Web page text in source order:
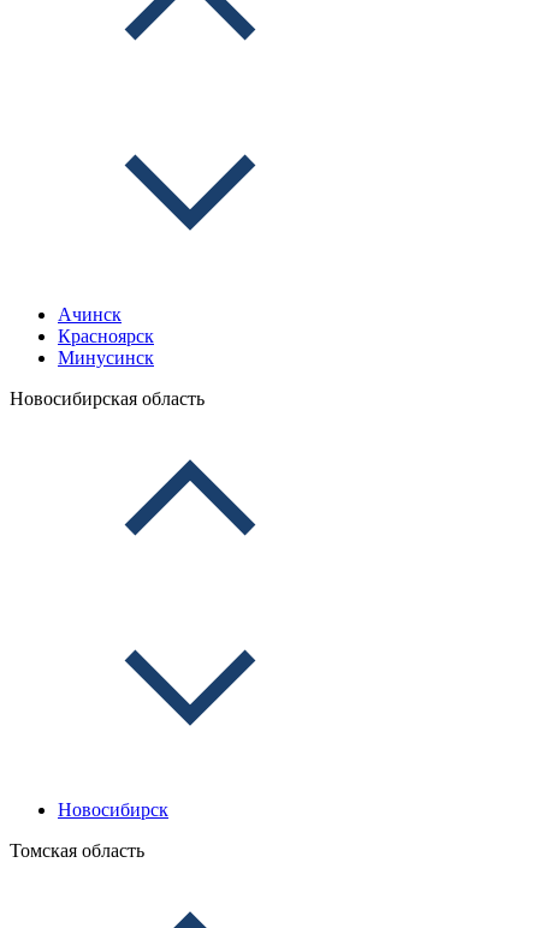
Ачинск
Красноярск
Минусинск
Новосибирская область
Новосибирск
Томская область